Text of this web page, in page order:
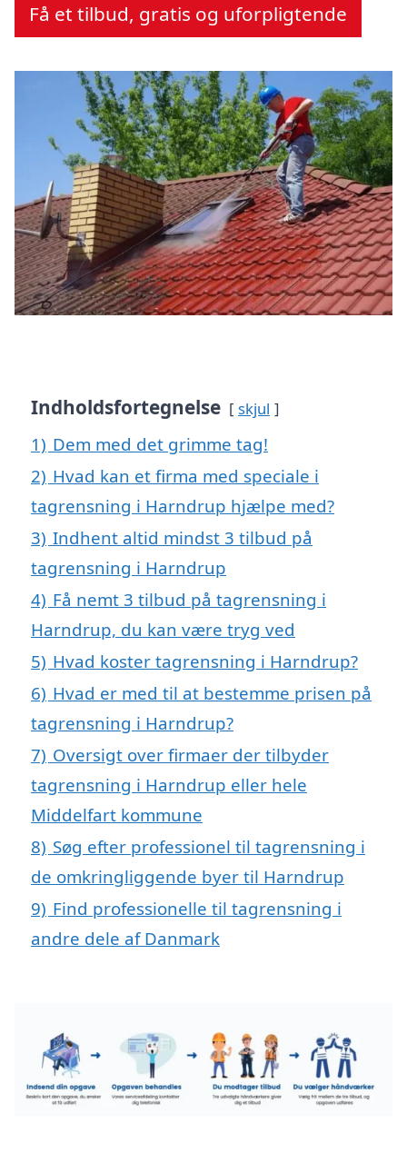
Få et tilbud, gratis og uforpligtende
Indholdsfortegnelse skjul
1) Dem med det grimme tag!
2) Hvad kan et firma med speciale i
tagrensning i Harndrup hjælpe med?
3) Indhent altid mindst 3 tilbud på
tagrensning i Harndrup
4) Få nemt 3 tilbud på tagrensning i
Harndrup, du kan være tryg ved
5) Hvad koster tagrensning i Harndrup?
6) Hvad er med til at bestemme prisen på
tagrensning i Harndrup?
7) Oversigt over firmaer der tilbyder
tagrensning i Harndrup eller hele
Middelfart kommune
8) Søg efter professionel til tagrensning i
de omkringliggende byer til Harndrup
9) Find professionelle til tagrensning i
andre dele af Danmark